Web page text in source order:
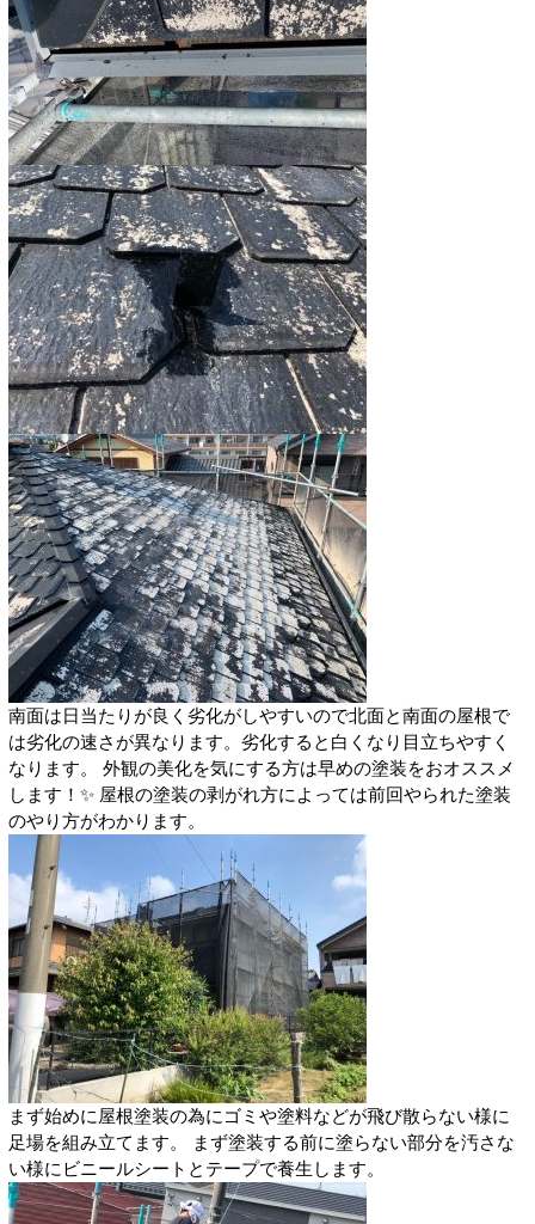
南面は日当たりが良く劣化がしやすいので北面と南面の屋根で
は劣化の速さが異なります。劣化すると白くなり目立ちやすく
なります。 外観の美化を気にする方は早めの塗装をおオススメ
します！✨ 屋根の塗装の剥がれ方によっては前回やられた塗装
のやり方がわかります。
まず始めに屋根塗装の為にゴミや塗料などが飛び散らない様に
足場を組み立てます。 まず塗装する前に塗らない部分を汚さな
い様にビニールシートとテープで養生します。